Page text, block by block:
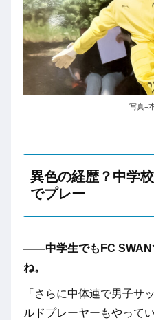
写真=
異色の経歴？中学
でプレー
――中学生でもFC SWAN
ね。
「さらに中体連で男子サ
ルドプレーヤーもやってい